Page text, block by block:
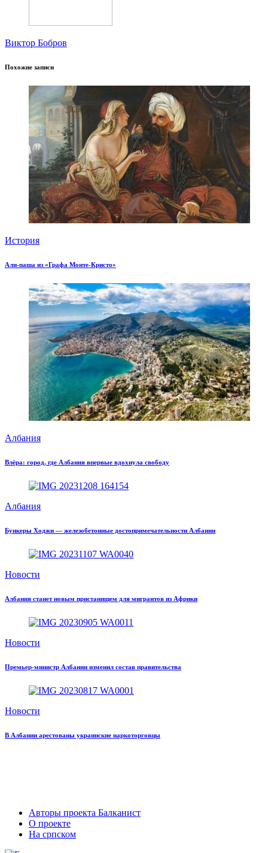
Виктор Бобров
Похожие записи
История
Али-паша из «Графа Монте-Кристо»
Албания
Влёра: город, где Албания впервые вдохнула свободу
Албания
Бункеры Ходжи — железобетонные достопримечательности Албании
Новости
Албания станет новым пристанищем для мигрантов из Африки
Новости
Премьер-министр Албании изменил состав правительства
Новости
В Албании арестованы украинские наркоторговцы
Авторы проекта Балканист
О проекте
На српском